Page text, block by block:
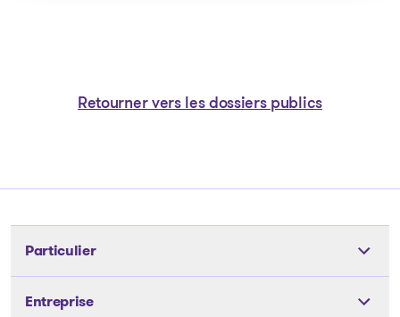
Retourner vers les dossiers publics
Particulier
Outils
Entreprise